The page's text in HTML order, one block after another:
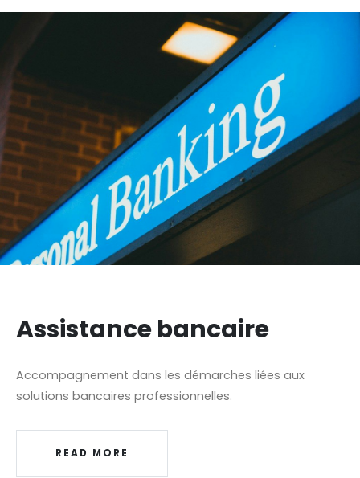
Assistance bancaire
Accompagnement dans les démarches liées aux
solutions bancaires professionnelles.
READ MORE